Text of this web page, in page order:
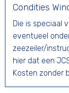
Condities
Die is speciaal
eventueel
zeezeiler/
hier dat een
Kosten zonder